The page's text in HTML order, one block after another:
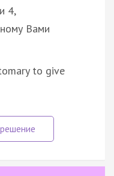
4,
Вами
to give